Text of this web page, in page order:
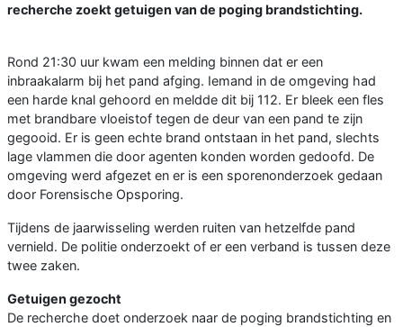
recherche zoekt getuigen van de poging brandstichting.
Rond 21:30 uur kwam een melding binnen dat er een
inbraakalarm bij het pand afging. Iemand in de omgeving had
een harde knal gehoord en meldde dit bij 112. Er bleek een fles
met brandbare vloeistof tegen de deur van een pand te zijn
gegooid. Er is geen echte brand ontstaan in het pand, slechts
lage vlammen die door agenten konden worden gedoofd. De
omgeving werd afgezet en er is een sporenonderzoek gedaan
door Forensische Opsporing.
Tijdens de jaarwisseling werden ruiten van hetzelfde pand
vernield. De politie onderzoekt of er een verband is tussen deze
twee zaken.
Getuigen gezocht
De recherche doet onderzoek naar de poging brandstichting en